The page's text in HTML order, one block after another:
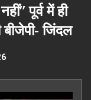
पूर्व में ही
जिंदल